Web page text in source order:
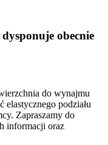
obecnie
do wynajmu
elastycznego podziału
Zapraszamy do
informacji oraz